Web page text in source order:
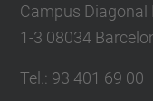
Campus Diagonal
1-3 08034
Tel. : 93 401 69 00